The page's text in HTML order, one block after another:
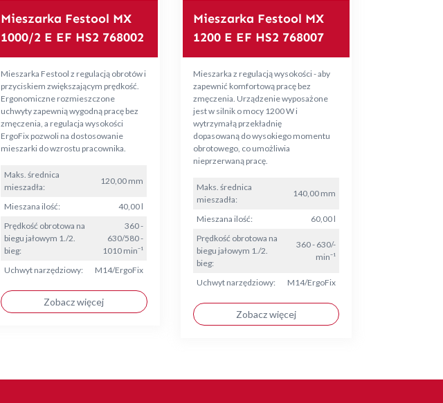
Mieszarka Festool MX
1000/2 E EF HS2 768002
Mieszarka Festool z regulacją obrotów i
przyciskiem zwiększającym prędkość.
Ergonomiczne rozmieszczone
uchwyty zapewnią wygodną pracę bez
zmęczenia, a regulacja wysokości
ErgoFix pozwoli na dostosowanie
mieszarki do wzrostu pracownika.
Maks. średnica
mieszadła:
120,00 mm
Mieszana ilość:
40,00 l
Prędkość obrotowa na
biegu jałowym 1./2.
bieg:
360 -
630/580 -
1010 min⁻¹
Uchwyt narzędziowy:
M14/ErgoFix
Zobacz więcej
Mieszarka Festool MX
1200 E EF HS2 768007
Mieszarka z regulacją wysokości - aby
zapewnić komfortową pracę bez
zmęczenia. Urządzenie wyposażone
jest w silnik o mocy 1200 W i
wytrzymałą przekładnię
dopasowaną do wysokiego momentu
obrotowego, co umożliwia
nieprzerwaną pracę.
Maks. średnica
mieszadła:
140,00 mm
Mieszana ilość:
60,00 l
Prędkość obrotowa na
biegu jałowym 1./2.
bieg:
360 - 630/-
min⁻¹
Uchwyt narzędziowy: M14/ErgoFix
Zobacz więcej